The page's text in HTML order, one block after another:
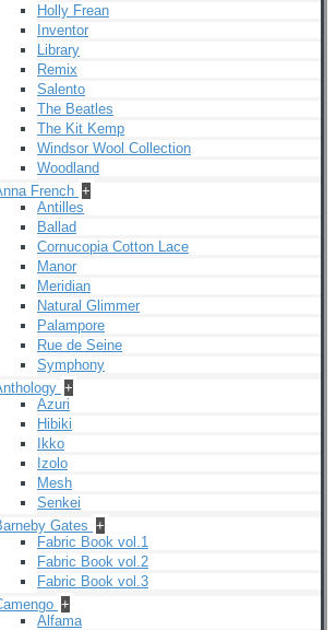
Holly Frean
Inventor
Library
Remix
Salento
The Beatles
The Kit Kemp
Windsor Wool Collection
Woodland
French +
Antilles
Ballad
Cornucopia Cotton Lace
Manor
Meridian
Natural Glimmer
Palampore
Rue de Seine
Symphony
+
Azuri
Hibiki
Ikko
Izolo
Mesh
Senkei
Gates +
Fabric Book vol.1
Fabric Book vol.2
Fabric Book vol.3
+
Alfama